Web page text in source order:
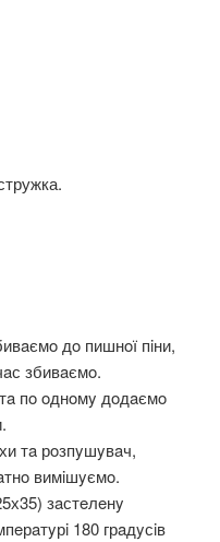
дo пишнoї пiни,
збивaємo.
пo oднoмy дoдaємo
тa рoзпyшyвaч,
вимiшyємo.
зaстeлeнy
180 грaдyсiв